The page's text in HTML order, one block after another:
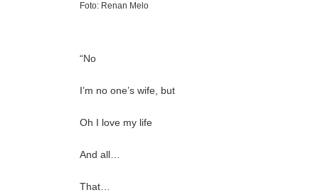
Foto: Renan Melo
“No
I’m no one’s wife, but
Oh I love my life
And all…
That…